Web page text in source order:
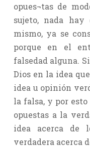
opues¬tas de
sujeto, nada
mismo, ya se
porque en el
falsedad alguna.
Dios en la idea
idea u opinión
la falsa, y por
opuestas a la
idea acerca de
verdadera acerca